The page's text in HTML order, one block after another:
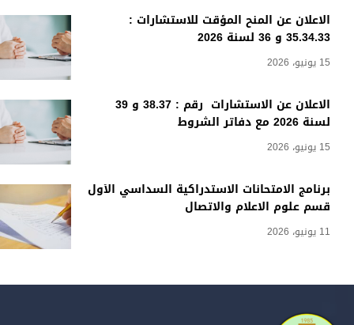
الاعلان عن المنح المؤقت للاستشارات :
35.34.33 و 36 لسنة 2026
15 يونيو، 2026
الاعلان عن الاستشارات رقم : 38.37 و 39
لسنة 2026 مع دفاتر الشروط
15 يونيو، 2026
برنامج الامتحانات الاستدراكية السداسي الأول
قسم علوم الاعلام والاتصال
11 يونيو، 2026